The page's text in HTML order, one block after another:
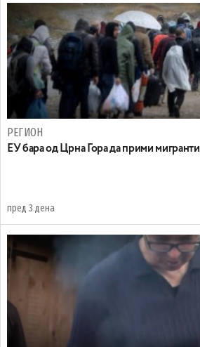
РЕГИОН
EУ бара од Црна Гора да прими мигранти
пред 3 дена